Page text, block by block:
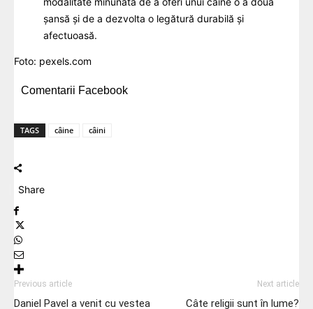
șansă și de a dezvolta o legătură durabilă și
afectuoasă.
Foto: pexels.com
Comentarii Facebook
TAGS câine câini
Share
Previous article
Daniel Pavel a venit cu vestea
Next article
Câte religii sunt în lume?